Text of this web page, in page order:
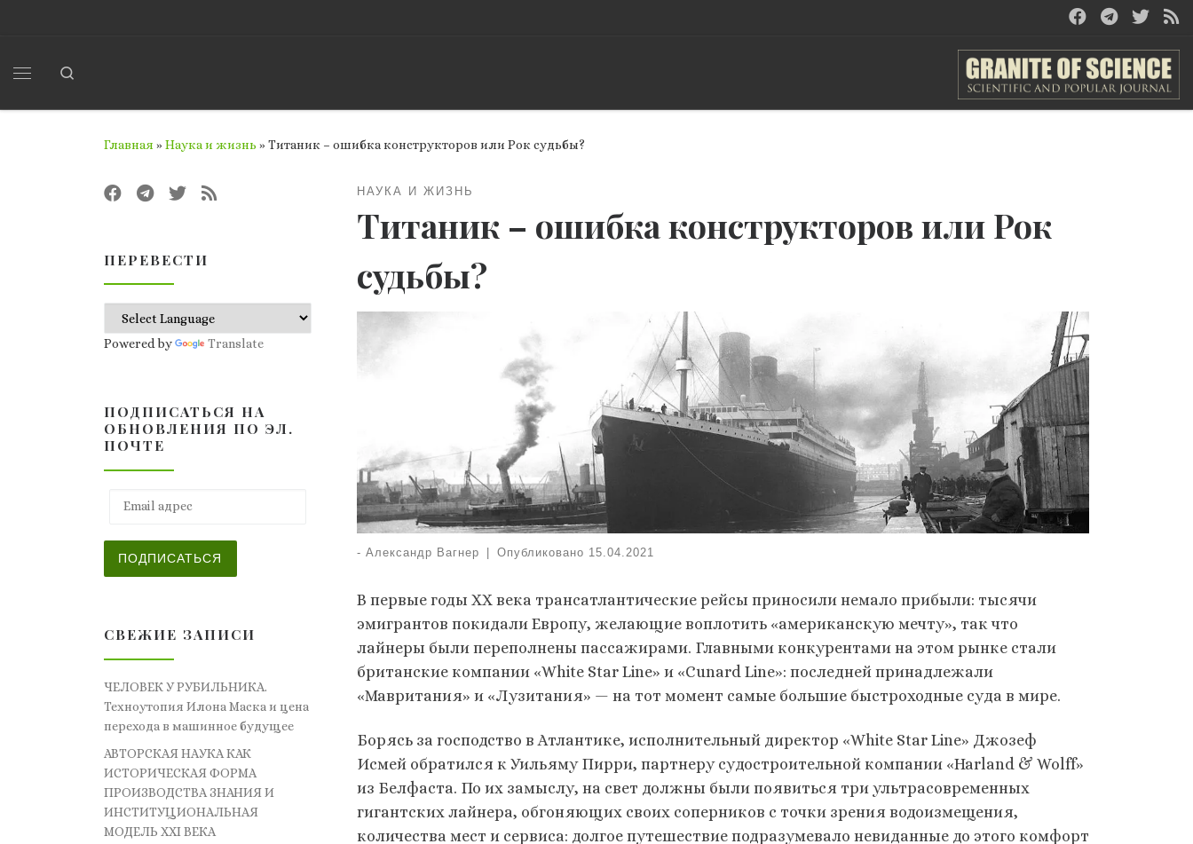
Главная »Наука и жизнь »Титаник – ошибка конструкторов или Рок судьбы?
НАУКА И ЖИЗНЬ
Титаник – ошибка конструкторов или Рок
судьбы?
- Александр Вагнер Опубликовано 15.04.2021
В первые годы ХХ века трансатлантические рейсы приносили немало прибыли: тысячи
эмигрантов покидали Европу, желающие воплотить «американскую мечту», так что
лайнеры были переполнены пассажирами. Главными конкурентами на этом рынке стали
британские компании «White Star Line» и «Cunard Line»: последней принадлежали
«Мавритания» и «Лузитания» — на тот момент самые большие быстроходные суда в мире.
Борясь за господство в Атлантике, исполнительный директор «White Star Line» Джозеф
Исмей обратился к Уильяму Пирри, партнеру судостроительной компании «Harland & Wolff»
из Белфаста. По их замыслу, на свет должны были появиться три ультрасовременных
гигантских лайнера, обгоняющих своих соперников с точки зрения водоизмещения,
количества мест и сервиса: долгое путешествие подразумевало невиданные до этого комфорт
ПЕРЕВЕСТИ
Powered by Translate
ПОДПИСАТЬСЯ НА
ОБНОВЛЕНИЯ ПО ЭЛ.
ПОЧТЕ
ПОДПИСАТЬСЯ
СВЕЖИЕ ЗАПИСИ
ЧЕЛОВЕК У РУБИЛЬНИКА.
Техноутопия Илона Маска и цена
перехода в машинное будущее
АВТОРСКАЯ НАУКА КАК
ИСТОРИЧЕСКАЯ ФОРМА
ПРОИЗВОДСТВА ЗНАНИЯ И
ИНСТИТУЦИОНАЛЬНАЯ
МОДЕЛЬ XXI ВЕКА